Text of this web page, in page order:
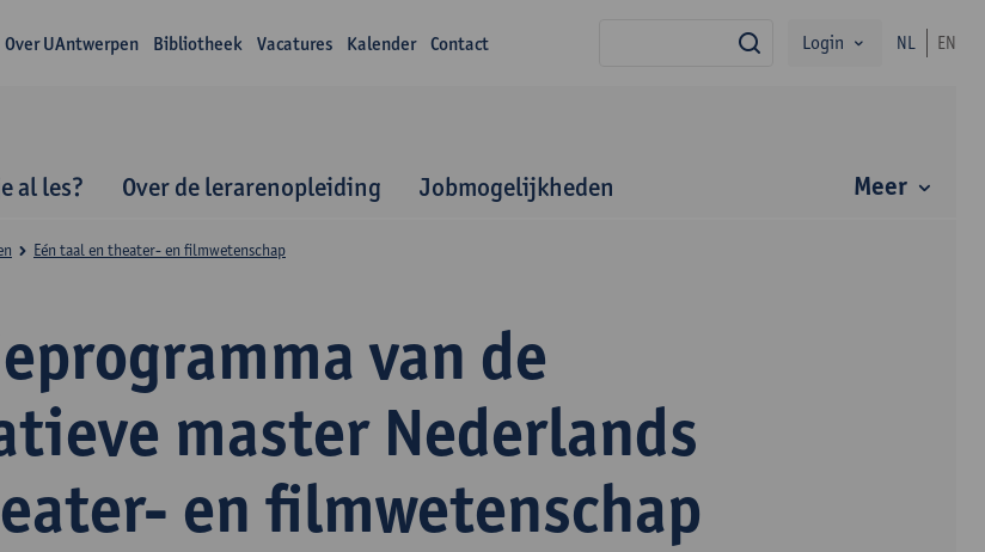
Over UAntwerpen Bibliotheek Vacatures Kalender Contact zoekLogin NL EN
al les? Over de lerarenopleiding Jobmogelijkheden Meer
van de
master Nederlands
en filmwetenschap
Eén taal en theater- en filmwetenschap